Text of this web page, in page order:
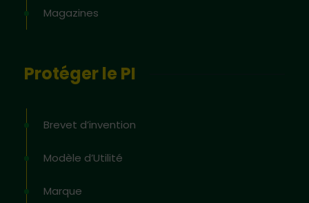
Magazines
Protéger le PI
Brevet d’invention
Modèle d’Utilité
Marque